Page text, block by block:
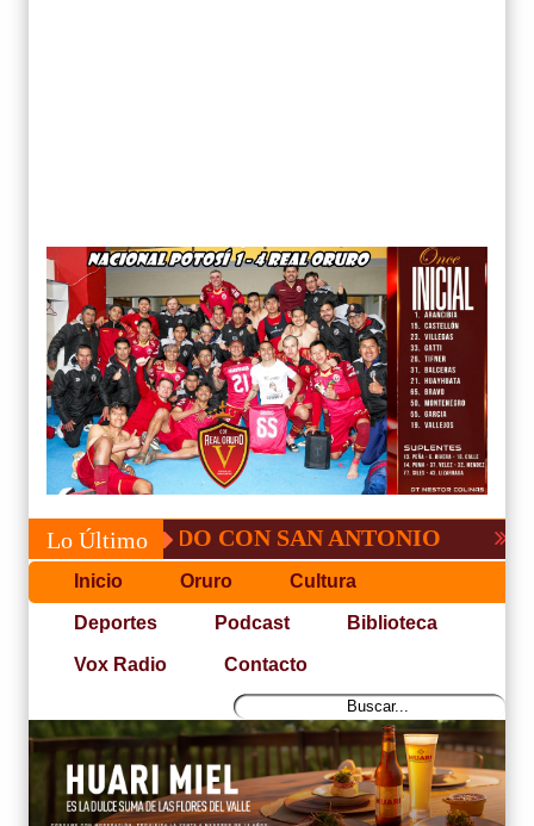
Lo Último
NO PUDO CON SAN ANTONIO COPA
Inicio Oruro Cultura
Deportes Podcast Biblioteca
Vox Radio Contacto